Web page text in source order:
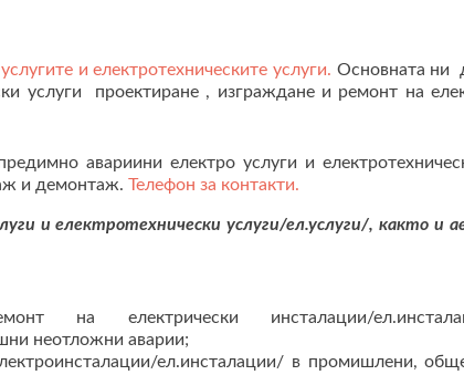
и електротехническите услуги. Основната ни
услуги проектиране , изграждане и ремонт на
авариини електро услуги и
и демонтаж. Телефон за контакти.
и електротехнически услуги/ел.услуги/, както и
на електрически инсталации/
неотложни аварии;
ел.инсталации/ в промишлени,